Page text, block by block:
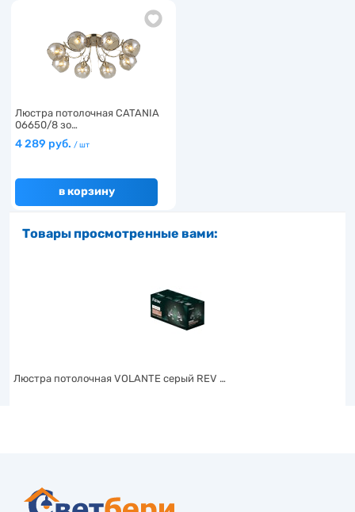
Люстра потолочная CATANIA
06650/8 зо…
4 289 руб. / шт
в корзину
Товары просмотренные вами:
Люстра потолочная VOLANTE серый REV …